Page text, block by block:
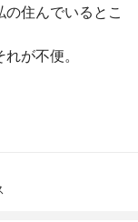
住んでいるとこ
が不便。